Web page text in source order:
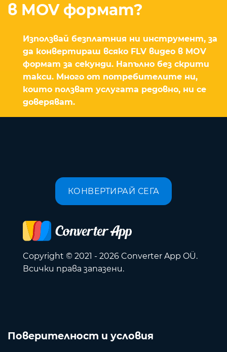
в MOV формат?
Използвай безплатния ни инструмент, за
да конвертираш всяко FLV видео в MOV
формат за секунди. Напълно без скрити
такси. Много от потребителите ни,
които ползват услугата редовно, ни се
доверяват.
КОНВЕРТИРАЙ СЕГА
Copyright © 2021 - 2026 Converter App OÜ.
Всички права запазени.
Поверителност и условия